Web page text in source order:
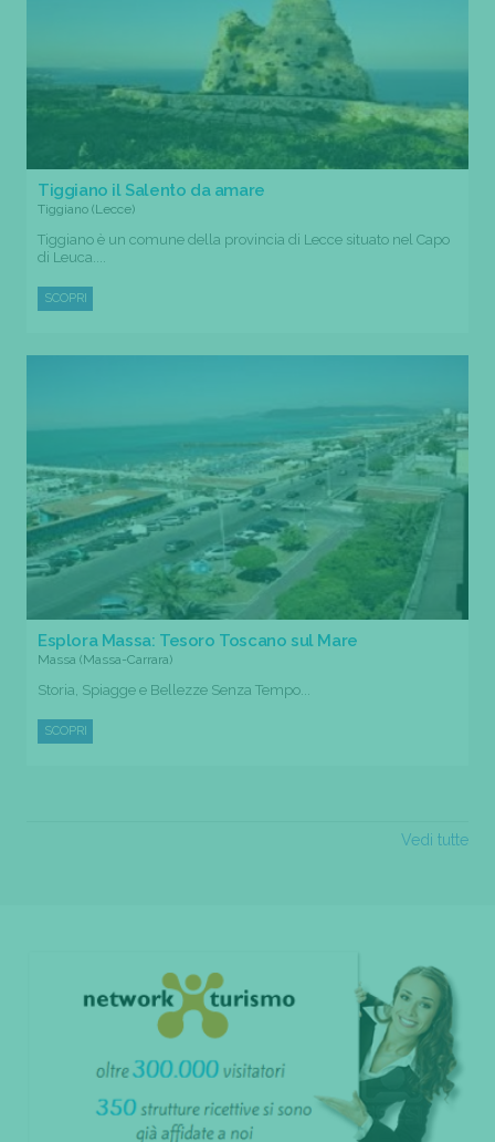
Tiggiano il Salento da amare
Tiggiano (Lecce)
Tiggiano è un comune della provincia di Lecce situato nel Capo
di Leuca....
SCOPRI
Esplora Massa: Tesoro Toscano sul Mare
Massa (Massa-Carrara)
Storia, Spiagge e Bellezze Senza Tempo...
SCOPRI
Vedi tutte